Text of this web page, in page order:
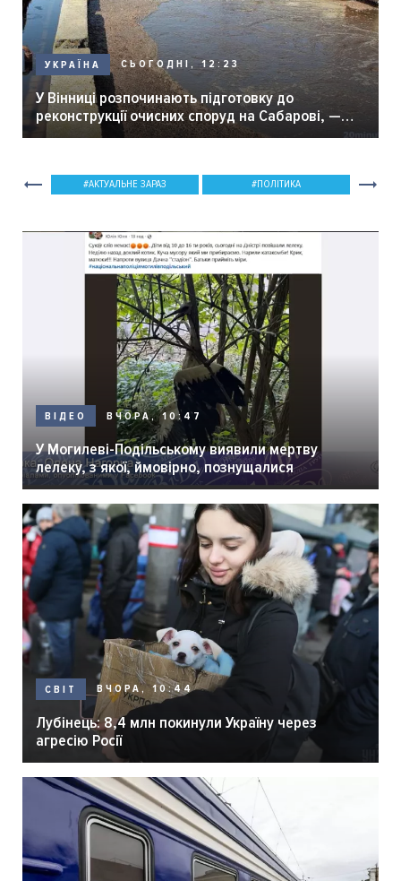
УКРАЇНА СЬОГОДНІ, 12:23
У Вінниці розпочинають підготовку до
реконструкції очисних споруд на Сабарові, —
мер Вінниці.
АКТУАЛЬНЕ ЗАРАЗ ПОЛІТИКА
ВІДЕО ВЧОРА, 10:47
У Могилеві-Подільському виявили мертву
лелеку, з якої, ймовірно, познущалися
СВІТ ВЧОРА, 10:44
Лубінець: 8,4 млн покинули Україну через
агресію Росії